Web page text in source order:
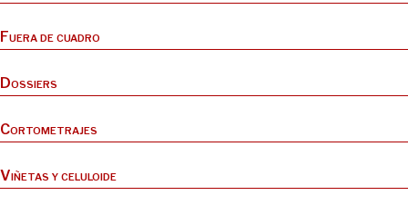
Fuera de cuadro
Dossiers
Cortometrajes
Viñetas y celuloide